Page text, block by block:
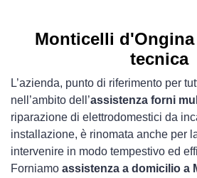
Monticelli d'Ongina
tecnica
L’azienda, punto di riferimento per
nell’ambito dell’assistenza forni
riparazione di elettrodomestici da
installazione, è rinomata anche per
intervenire in modo tempestivo ed
Forniamo assistenza a domicilio a